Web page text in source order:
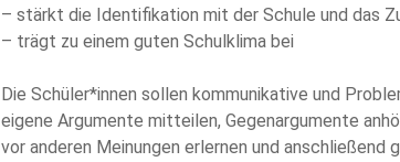
– stärkt die Identifikation mit der Schule und das
– trägt zu einem guten Schulklima bei
Die Schüler*innen sollen kommunikative und
eigene Argumente mitteilen, Gegenargumente
vor anderen Meinungen erlernen und